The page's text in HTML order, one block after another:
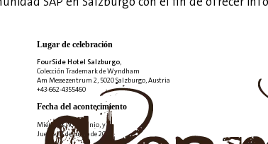
Lugar de celebración
FourSide Hotel Salzburgo,
Colección Trademark de Wyndham
Am Messezentrum 2, 5020 Salzburgo, Austria
+43-662-4355460
Fecha del acontecimiento
Miércoles, 10 de junio, y
Jueves, 11 de junio de 2026